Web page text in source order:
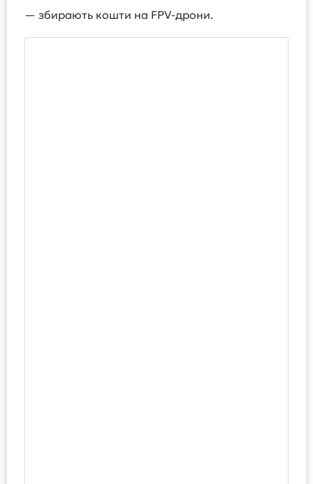
— збирають кошти на FPV-дрони.